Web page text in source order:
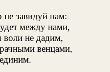
не завидуй нам:
между нами,
не дадим,
венцами,